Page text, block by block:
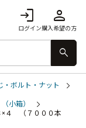
login
ログイン
person
購入希望の方
search
・ボルト・ナット
小箱）
４ （７０００本